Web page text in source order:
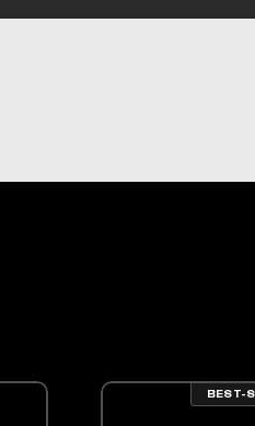
BEST-